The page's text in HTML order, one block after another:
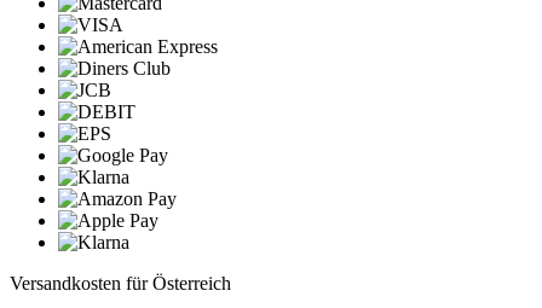
Versandkosten für Österreich